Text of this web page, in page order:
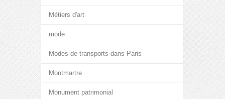
Métiers d'art
mode
Modes de transports dans Paris
Montmartre
Monument patrimonial